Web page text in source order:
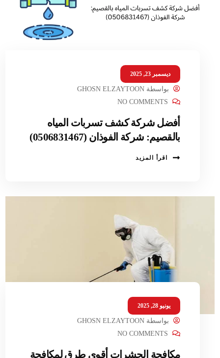
ديسمبر 23, 2025
بواسطةGHOSN ELZAYTOON
NO COMMENTS
أفضل شركة كشف تسربات المياه
بالقصيم: شركة الفوذان (0506831467)
اقرأ المزيد
يونيو 28, 2025
بواسطةGHOSN ELZAYTOON
NO COMMENTS
مكافحة الحشرات أقوى طرق لمكافحة